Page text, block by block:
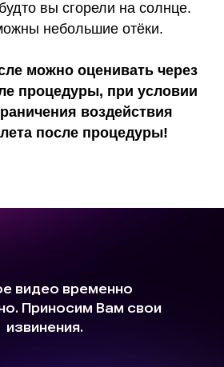
вы сгорели на солнце.
небольшие отёки.
можно оценивать через
процедуры, при условии
воздействия
после процедуры!